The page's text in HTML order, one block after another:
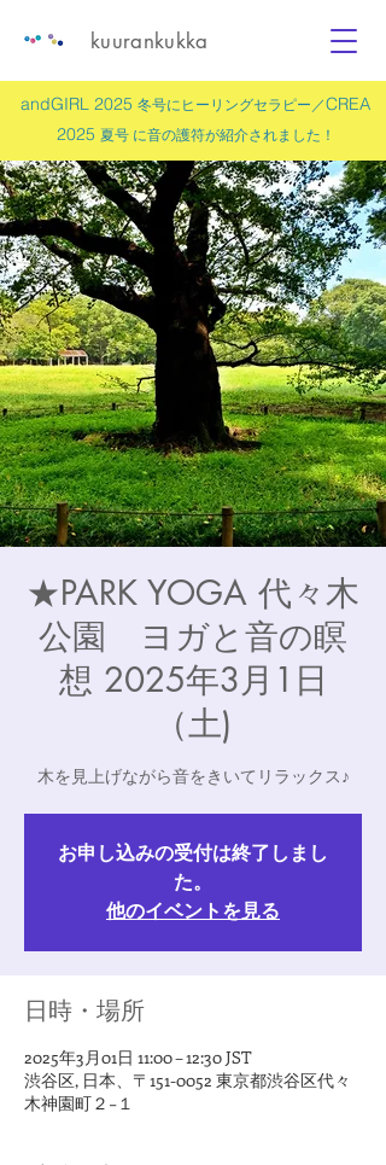
andGIRL 2025 冬号にヒーリングセラピー／CREA
2025 夏号 に音の護符が紹介されました！
kuurankukka
★PARK YOGA 代々木
公園 ヨガと音の瞑
想 2025年3月1日
（土)
木を見上げながら音をきいてリラックス♪
お申し込みの受付は終了しまし
た。
他のイベントを見る
日時・場所
2025年3月01日 11:00 – 12:30 JST
渋谷区, 日本、〒151-0052 東京都渋谷区代々
木神園町２−１